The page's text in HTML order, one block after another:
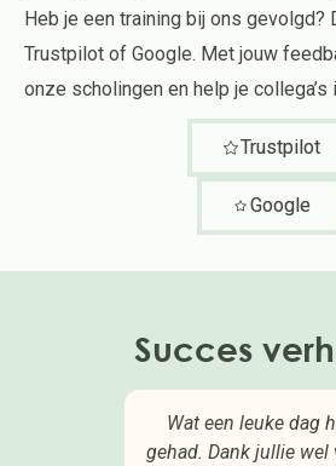
Heb je een training bij ons gevolgd?
Trustpilot of Google. Met jouw
onze scholingen en help je
Trustpilot
Google
Succes
Ik heb een hele dag
en pakket 2